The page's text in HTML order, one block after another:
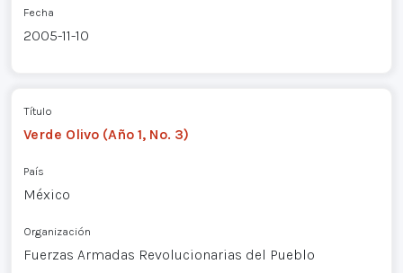
Fecha
2005-11-10
Título
Verde Olivo (Año 1, No. 3)
País
México
Organización
Fuerzas Armadas Revolucionarias del Pueblo